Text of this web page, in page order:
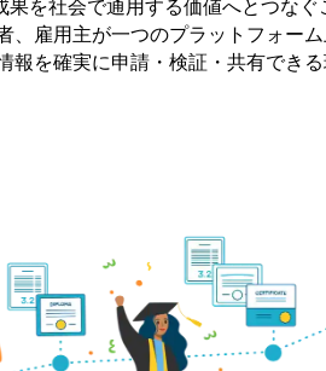
を社会で通用する価値へとつなぐ
、雇用主が一つのプラットフォー
報を確実に申請・検証・共有できる